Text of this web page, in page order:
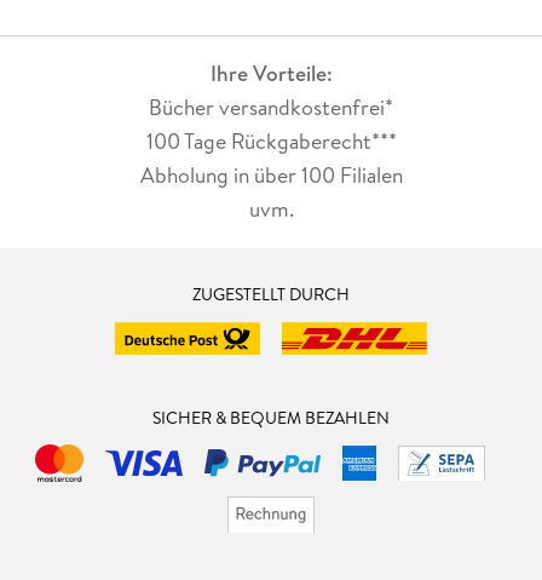
Ihre Vorteile:
Bücher versandkostenfrei*
100 Tage Rückgaberecht***
Abholung in über 100 Filialen
uvm.
ZUGESTELLT DURCH
SICHER & BEQUEM BEZAHLEN